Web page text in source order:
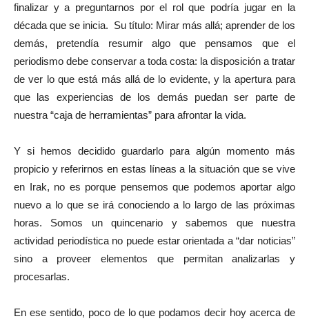
finalizar y a preguntarnos por el rol que podría jugar en la
década que se inicia. Su título: Mirar más allá; aprender de los
demás, pretendía resumir algo que pensamos que el
periodismo debe conservar a toda costa: la disposición a tratar
de ver lo que está más allá de lo evidente, y la apertura para
que las experiencias de los demás puedan ser parte de
nuestra “caja de herramientas” para afrontar la vida.
Y si hemos decidido guardarlo para algún momento más
propicio y referirnos en estas líneas a la situación que se vive
en Irak, no es porque pensemos que podemos aportar algo
nuevo a lo que se irá conociendo a lo largo de las próximas
horas. Somos un quincenario y sabemos que nuestra
actividad periodística no puede estar orientada a “dar noticias”
sino a proveer elementos que permitan analizarlas y
procesarlas.
En ese sentido, poco de lo que podamos decir hoy acerca de